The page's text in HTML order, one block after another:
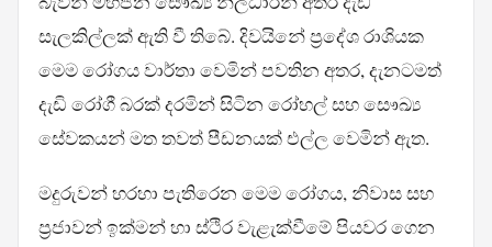
සැලකිල්ලක් ඇති වී තිබේ. දිවයිනේ ප්‍රදේශ රාශියක
මෙම රෝගය වාර්තා වෙමින් පවතින අතර, දැනටමත්
දැඩි රෝගී බරක් දරමින් සිටින රෝහල් සහ සෞඛ්‍ය
සේවකයන් මත තවත් පීඩනයක් එල්ල වෙමින් ඇත.
මදුරුවන් හරහා පැතිරෙන මෙම රෝගය, නිවාස සහ
ප්‍රජාවන් ඉක්මන් හා ස්ථිර වැළැක්වීමේ පියවර ගෙන